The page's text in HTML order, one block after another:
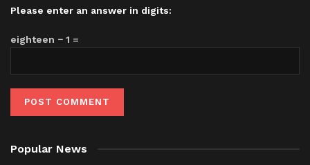
Please enter an answer in digits:
eighteen − 1 =
Popular News